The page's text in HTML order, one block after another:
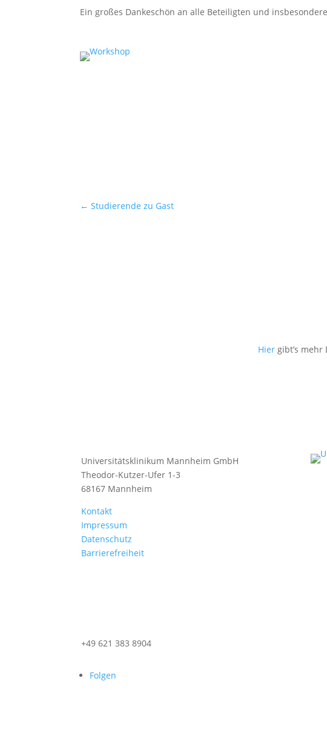
Ein großes Dankeschön an alle Beteiligten und
← Studierende zu Gast
Hiergibt’s mehr
Universitätsklinikum Mannheim GmbH
Theodor-Kutzer-Ufer 1-3
68167 Mannheim
Kontakt
Impressum
Datenschutz
Barrierefreiheit
+49 621 383 8904
Folgen